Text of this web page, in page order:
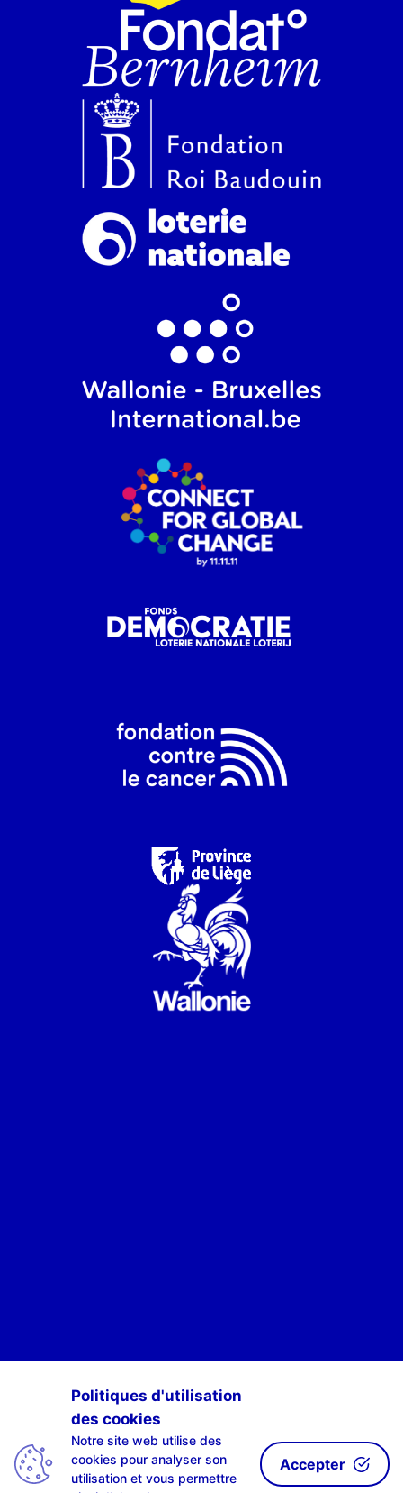
POUR ÊTRE INFORMÉ·E·S DES ACTIVITÉS DE SCAN-R
S'INSCRIRE À NOTRE NEWSLETTE-R
Politiques d'utilisation
des cookies
Notre site web utilise des
cookies pour analyser son
utilisation et vous permettre
Accepter